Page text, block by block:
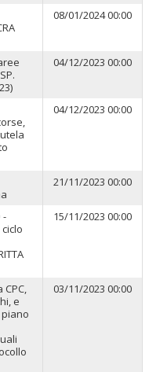
08/01/2024 00:00
04/12/2023 00:00
04/12/2023 00:00
21/11/2023 00:00
-
15/11/2023 00:00
e
03/11/2023 00:00